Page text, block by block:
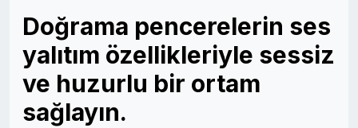
Doğrama pencerelerin ses
yalıtım özellikleriyle sessiz
ve huzurlu bir ortam
sağlayın.